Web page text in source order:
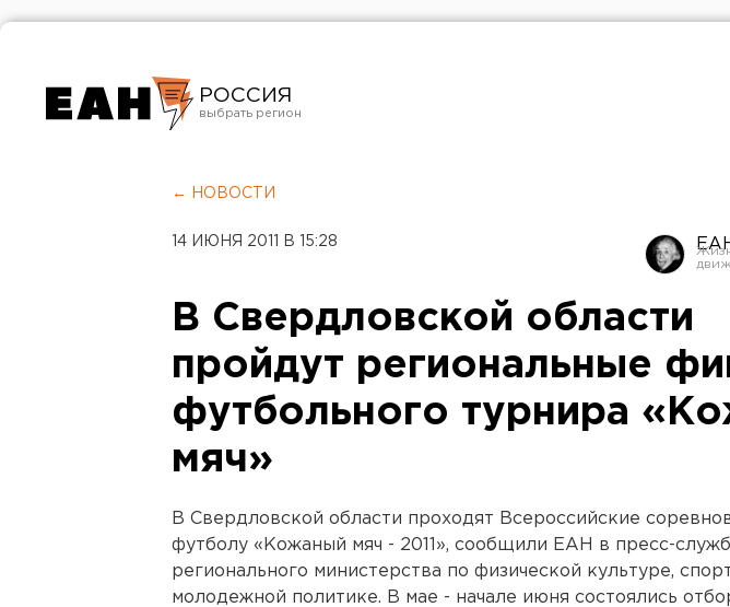
РОССИЯ
Челябинск
← НОВОСТИ
14 ИЮНЯ 2011 В 15:28
В Свердловской области
пройдут региональные
футбольного турнира
мяч»
В Свердловской области проходят Всероссийские
футболу «Кожаный мяч - 2011», сообщили ЕАН в пресс-
регионального министерства по физической культуре,
молодежной политике. В мае - начале июня состоялись